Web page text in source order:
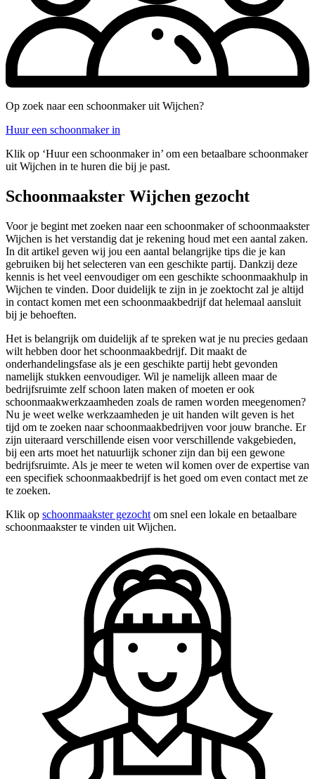
Op zoek naar een schoonmaker uit Wijchen?
Huur een schoonmaker in
Klik op ‘Huur een schoonmaker in’ om een betaalbare schoonmaker
uit Wijchen in te huren die bij je past.
Schoonmaakster Wijchen gezocht
Voor je begint met zoeken naar een schoonmaker of schoonmaakster
Wijchen is het verstandig dat je rekening houd met een aantal zaken.
In dit artikel geven wij jou een aantal belangrijke tips die je kan
gebruiken bij het selecteren van een geschikte partij. Dankzij deze
kennis is het veel eenvoudiger om een geschikte schoonmaakhulp in
Wijchen te vinden. Door duidelijk te zijn in je zoektocht zal je altijd
in contact komen met een schoonmaakbedrijf dat helemaal aansluit
bij je behoeften.
Het is belangrijk om duidelijk af te spreken wat je nu precies gedaan
wilt hebben door het schoonmaakbedrijf. Dit maakt de
onderhandelingsfase als je een geschikte partij hebt gevonden
namelijk stukken eenvoudiger. Wil je namelijk alleen maar de
bedrijfsruimte zelf schoon laten maken of moeten er ook
schoonmaakwerkzaamheden zoals de ramen worden meegenomen?
Nu je weet welke werkzaamheden je uit handen wilt geven is het
tijd om te zoeken naar schoonmaakbedrijven voor jouw branche. Er
zijn uiteraard verschillende eisen voor verschillende vakgebieden,
bij een arts moet het natuurlijk schoner zijn dan bij een gewone
bedrijfsruimte. Als je meer te weten wil komen over de expertise van
een specifiek schoonmaakbedrijf is het goed om even contact met ze
te zoeken.
Klik op schoonmaakster gezocht om snel een lokale en betaalbare
schoonmaakster te vinden uit Wijchen.